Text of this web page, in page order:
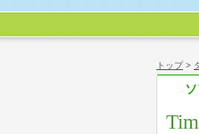
トップ>